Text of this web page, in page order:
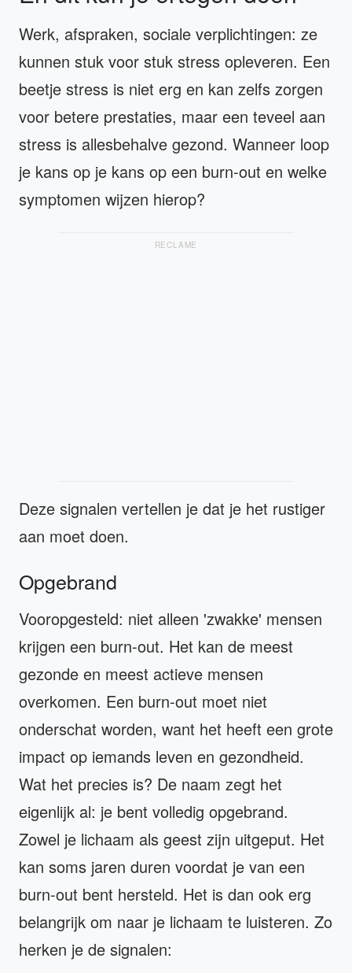
Werk, afspraken, sociale verplichtingen: ze
kunnen stuk voor stuk stress opleveren. Een
beetje stress is niet erg en kan zelfs zorgen
voor betere prestaties, maar een teveel aan
stress is allesbehalve gezond. Wanneer loop
je kans op je kans op een burn-out en welke
symptomen wijzen hierop?
RECLAME
Deze signalen vertellen je dat je het rustiger
aan moet doen.
Opgebrand
Vooropgesteld: niet alleen 'zwakke' mensen
krijgen een burn-out. Het kan de meest
gezonde en meest actieve mensen
overkomen. Een burn-out moet niet
onderschat worden, want het heeft een grote
impact op iemands leven en gezondheid.
Wat het precies is? De naam zegt het
eigenlijk al: je bent volledig opgebrand.
Zowel je lichaam als geest zijn uitgeput. Het
kan soms jaren duren voordat je van een
burn-out bent hersteld. Het is dan ook erg
belangrijk om naar je lichaam te luisteren. Zo
herken je de signalen: